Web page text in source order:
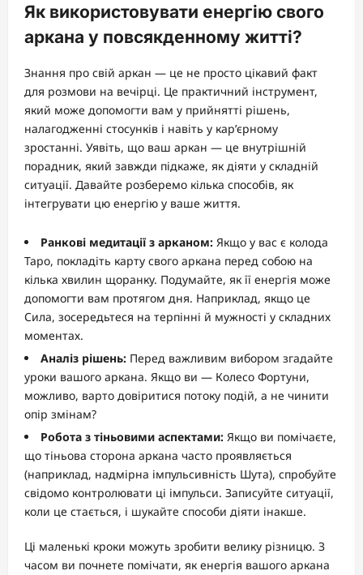
Як використовувати енергію свого
аркана у повсякденному житті?
Знання про свій аркан — це не просто цікавий факт
для розмови на вечірці. Це практичний інструмент,
який може допомогти вам у прийнятті рішень,
налагодженні стосунків і навіть у кар’єрному
зростанні. Уявіть, що ваш аркан — це внутрішній
порадник, який завжди підкаже, як діяти у складній
ситуації. Давайте розберемо кілька способів, як
інтегрувати цю енергію у ваше життя.
Ранкові медитації з арканом: Якщо у вас є колода
Таро, покладіть карту свого аркана перед собою на
кілька хвилин щоранку. Подумайте, як її енергія може
допомогти вам протягом дня. Наприклад, якщо це
Сила, зосередьтеся на терпінні й мужності у складних
моментах.
Аналіз рішень: Перед важливим вибором згадайте
уроки вашого аркана. Якщо ви — Колесо Фортуни,
можливо, варто довіритися потоку подій, а не чинити
опір змінам?
Робота з тіньовими аспектами: Якщо ви помічаєте,
що тіньова сторона аркана часто проявляється
(наприклад, надмірна імпульсивність Шута), спробуйте
свідомо контролювати ці імпульси. Записуйте ситуації,
коли це стається, і шукайте способи діяти інакше.
Ці маленькі кроки можуть зробити велику різницю. З
часом ви почнете помічати, як енергія вашого аркана